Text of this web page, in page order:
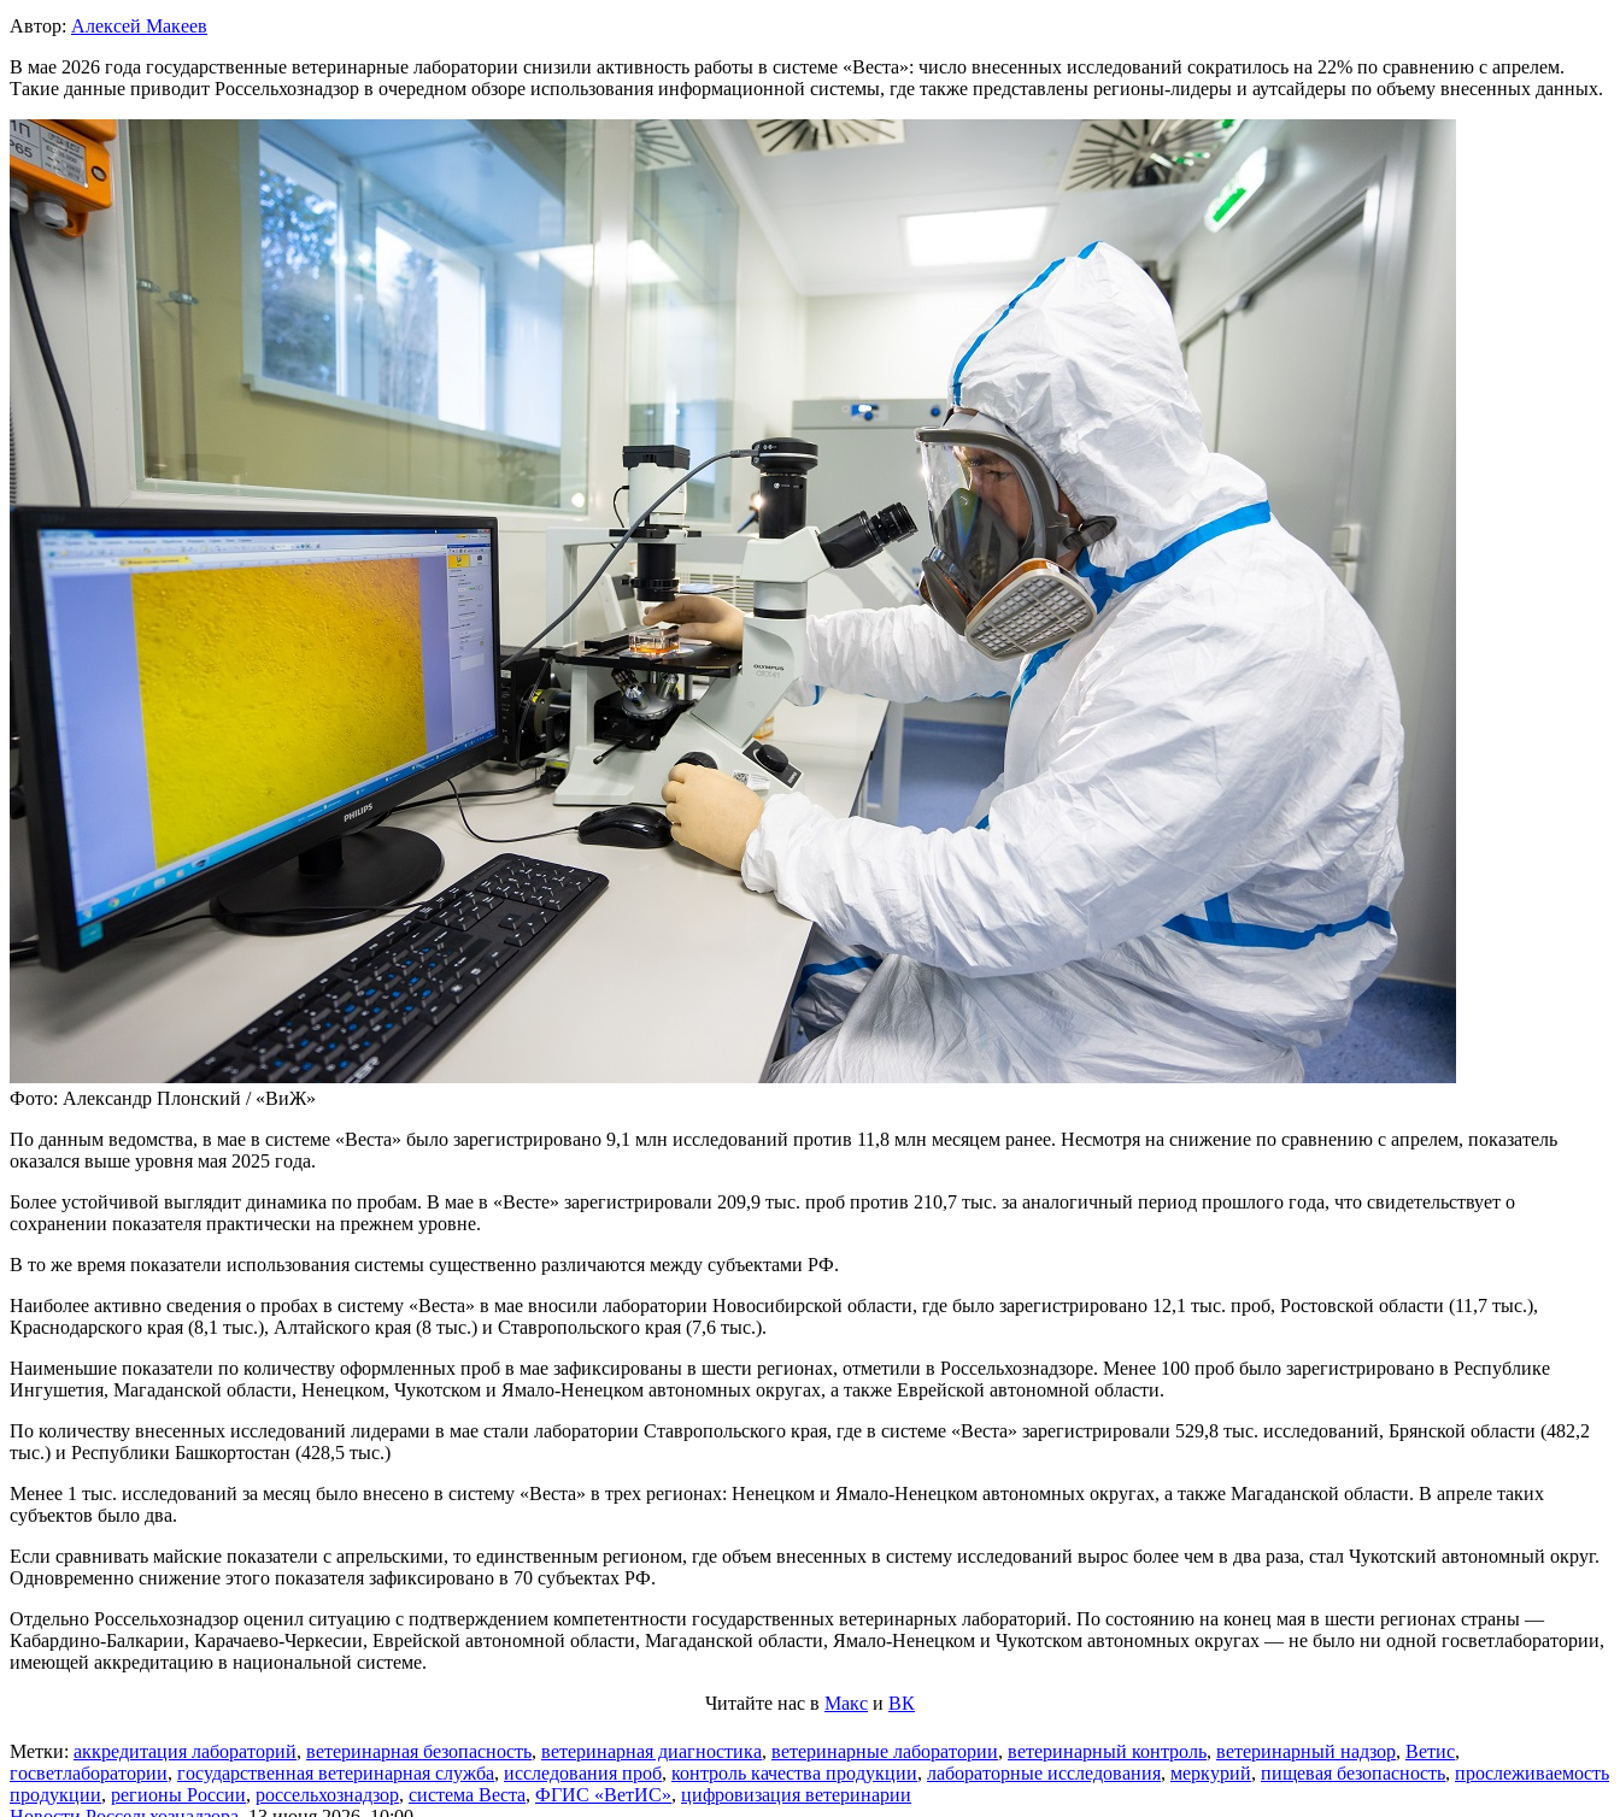
Автор: Алексей Макеев
В мае 2026 года государственные ветеринарные лаборатории снизили активность работы в системе «Веста»: число внесенных исследований сократилось на 22% по сравнению с апрелем.
Такие данные приводит Россельхознадзор в очередном обзоре использования информационной системы, где также представлены регионы-лидеры и аутсайдеры по объему внесенных данных.
Фото: Александр Плонский / «ВиЖ»
По данным ведомства, в мае в системе «Веста» было зарегистрировано 9,1 млн исследований против 11,8 млн месяцем ранее. Несмотря на снижение по сравнению с апрелем, показатель
оказался выше уровня мая 2025 года.
Более устойчивой выглядит динамика по пробам. В мае в «Весте» зарегистрировали 209,9 тыс. проб против 210,7 тыс. за аналогичный период прошлого года, что свидетельствует о
сохранении показателя практически на прежнем уровне.
В то же время показатели использования системы существенно различаются между субъектами РФ.
Наиболее активно сведения о пробах в систему «Веста» в мае вносили лаборатории Новосибирской области, где было зарегистрировано 12,1 тыс. проб, Ростовской области (11,7 тыс.),
Краснодарского края (8,1 тыс.), Алтайского края (8 тыс.) и Ставропольского края (7,6 тыс.).
Наименьшие показатели по количеству оформленных проб в мае зафиксированы в шести регионах, отметили в Россельхознадзоре. Менее 100 проб было зарегистрировано в Республике
Ингушетия, Магаданской области, Ненецком, Чукотском и Ямало-Ненецком автономных округах, а также Еврейской автономной области.
По количеству внесенных исследований лидерами в мае стали лаборатории Ставропольского края, где в системе «Веста» зарегистрировали 529,8 тыс. исследований, Брянской области (482,2
тыс.) и Республики Башкортостан (428,5 тыс.)
Менее 1 тыс. исследований за месяц было внесено в систему «Веста» в трех регионах: Ненецком и Ямало-Ненецком автономных округах, а также Магаданской области. В апреле таких
субъектов было два.
Если сравнивать майские показатели с апрельскими, то единственным регионом, где объем внесенных в систему исследований вырос более чем в два раза, стал Чукотский автономный округ.
Одновременно снижение этого показателя зафиксировано в 70 субъектах РФ.
Отдельно Россельхознадзор оценил ситуацию с подтверждением компетентности государственных ветеринарных лабораторий. По состоянию на конец мая в шести регионах страны —
Кабардино-Балкарии, Карачаево-Черкесии, Еврейской автономной области, Магаданской области, Ямало-Ненецком и Чукотском автономных округах — не было ни одной госветлаборатории,
имеющей аккредитацию в национальной системе.
Читайте нас в Макс и ВК
Метки: аккредитация лабораторий, ветеринарная безопасность, ветеринарная диагностика, ветеринарные лаборатории, ветеринарный контроль, ветеринарный надзор, Ветис,
госветлаборатории, государственная ветеринарная служба, исследования проб, контроль качества продукции, лабораторные исследования, меркурий, пищевая безопасность, прослеживаемость
продукции, регионы России, россельхознадзор, система Веста, ФГИС «ВетИС», цифровизация ветеринарии